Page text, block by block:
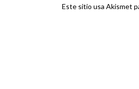
Este sitio usa Akismet